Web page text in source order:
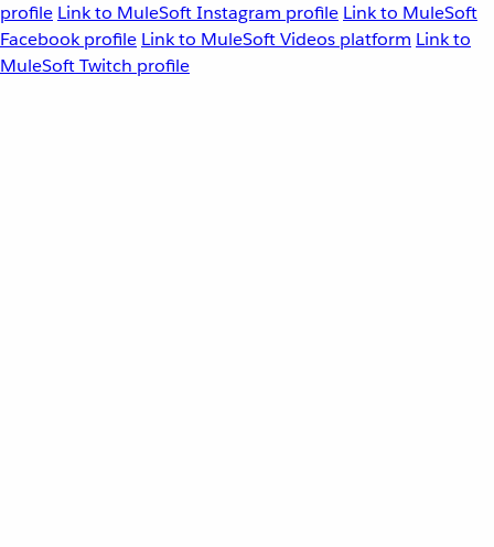
profile Link to MuleSoft Instagram profile Link to MuleSoft
Facebook profile Link to MuleSoft Videos platform Link to
MuleSoft Twitch profile